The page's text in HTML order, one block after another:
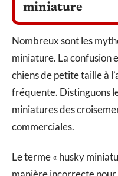
miniature
Nombreux sont les
miniature. La confusion
chiens de petite taille à
fréquente. Distinguons
miniatures des
commerciales.
Le terme « husky